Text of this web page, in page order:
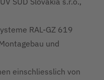
RAL-GZ 619
und
einschliesslich von